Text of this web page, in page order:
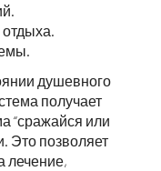
душевного
получает
“сражайся или
Это позволяет
лечение,